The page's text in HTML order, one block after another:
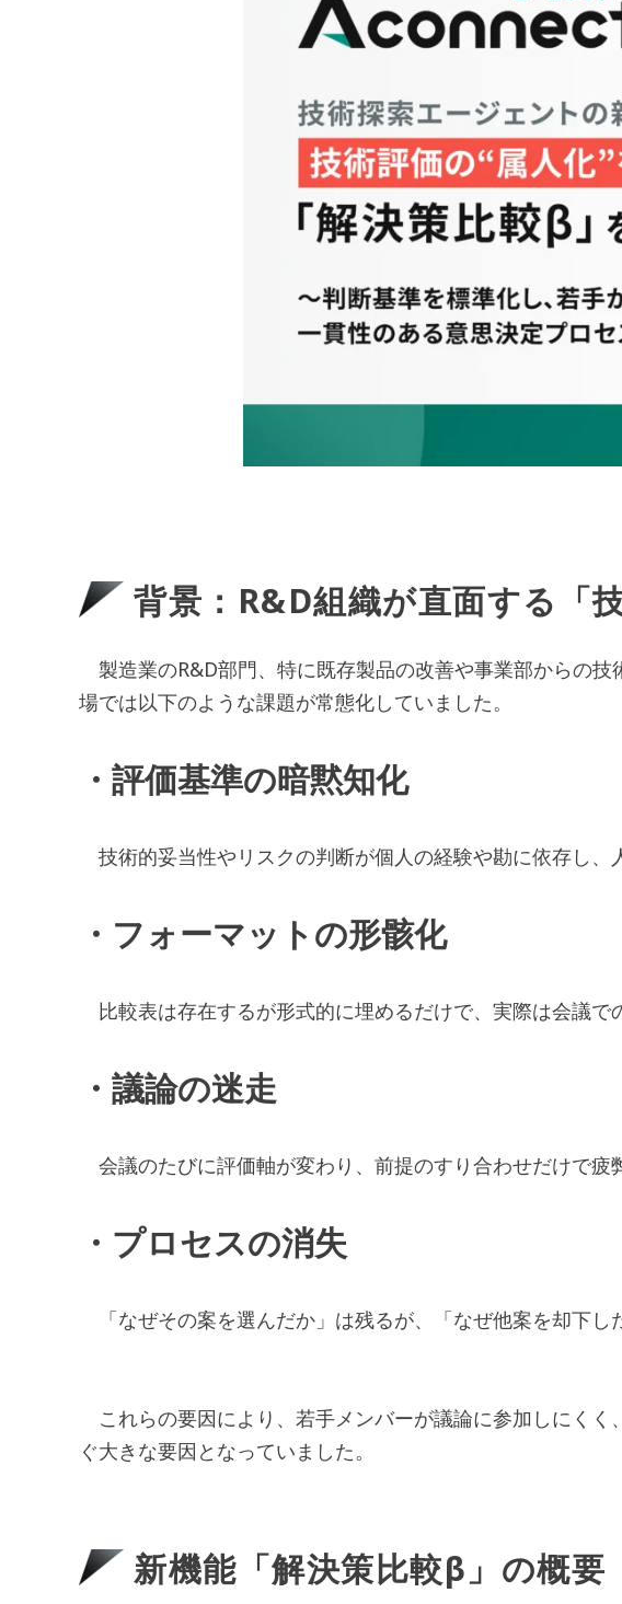
背景：R&D組織が直面する「
製造業のR&D部門、特に既存製品の改善や事業部からの
場では以下のような課題が常態化していました。
・評価基準の暗黙知化
技術的妥当性やリスクの判断が個人の経験や勘に依存し、
・フォーマットの形骸化
比較表は存在するが形式的に埋めるだけで、実際は会議で
・議論の迷走
会議のたびに評価軸が変わり、前提のすり合わせだけで疲
・プロセスの消失
「なぜその案を選んだか」は残るが、「なぜ他案を却下し
これらの要因により、若手メンバーが議論に参加しにく
ぐ大きな要因となっていました。
新機能「解決策比較β」の概要